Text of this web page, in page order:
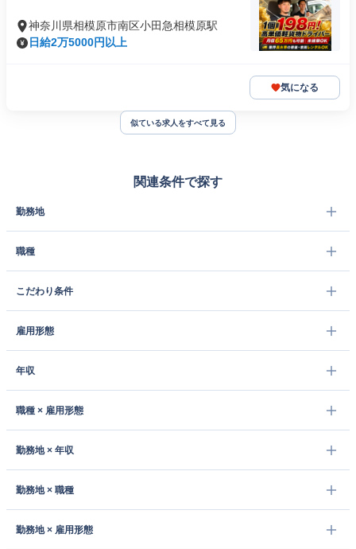
神奈川県相模原市南区小田急相模原駅
日給2万5000円以上
気になる
似ている求人をすべて見る
関連条件で探す
勤務地
職種
こだわり条件
雇用形態
年収
職種 × 雇用形態
勤務地 × 年収
勤務地 × 職種
勤務地 × 雇用形態